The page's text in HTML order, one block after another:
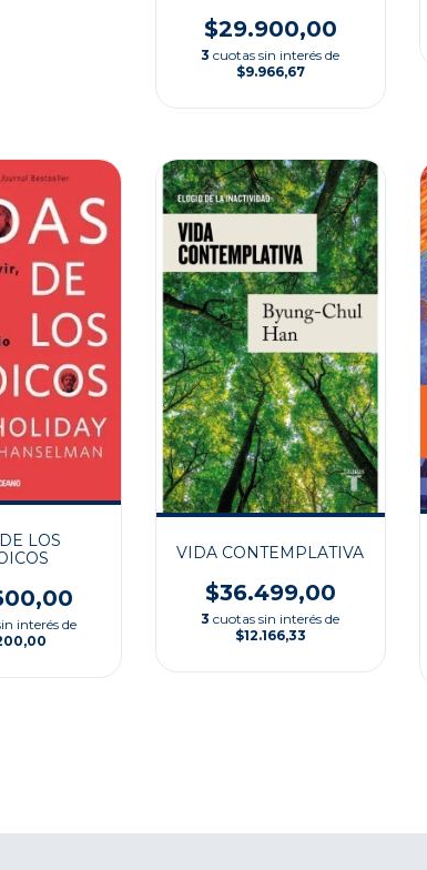
$29.900,00
3 cuotas sin interés de
$9.966,67
LOS
interés de
VIDA CONTEMPLATIVA
$36.499,00
3 cuotas sin interés de
$12.166,33